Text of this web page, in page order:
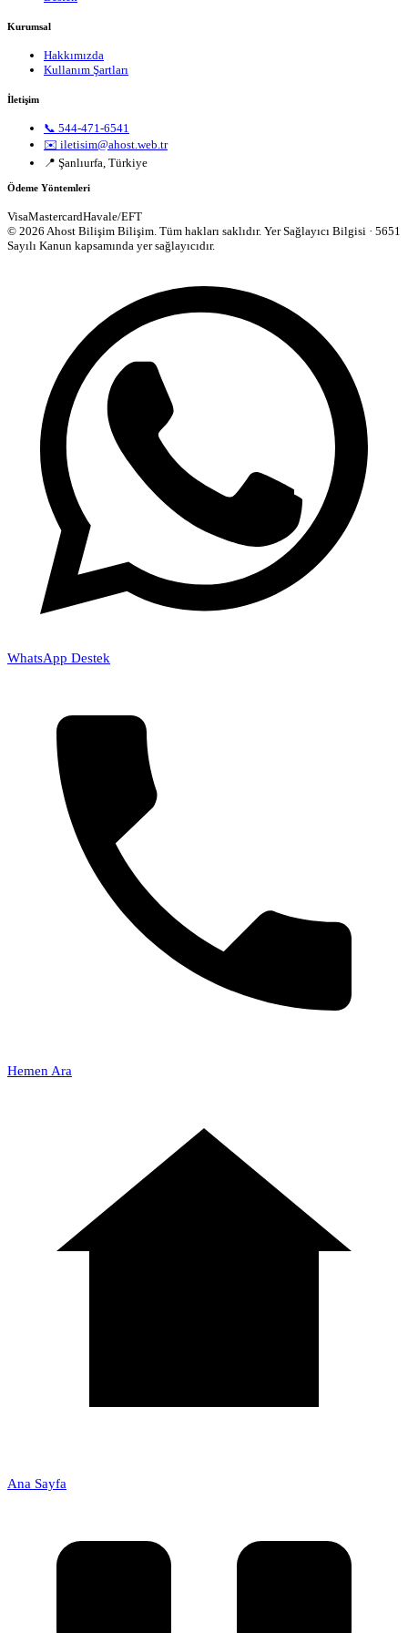
Kurumsal
Hakkımızda
Kullanım Şartları
İletişim
📞 544-471-6541
✉️ iletisim@ahost.web.tr
📍 Şanlıurfa, Türkiye
Ödeme Yöntemleri
VisaMastercardHavale/EFT
© 2026 Ahost Bilişim Bilişim. Tüm hakları saklıdır. Yer Sağlayıcı Bilgisi · 5651
Sayılı Kanun kapsamında yer sağlayıcıdır.
WhatsApp Destek
Hemen Ara
Ana Sayfa